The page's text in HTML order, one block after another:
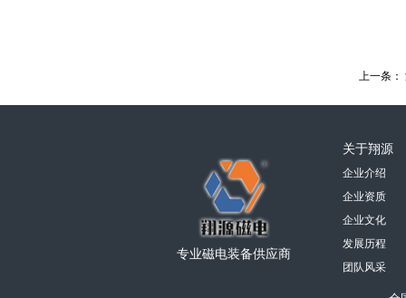
上一条：
专业磁电装备供应商
关于翔源
企业介绍
企业资质
企业文化
发展历程
团队风采